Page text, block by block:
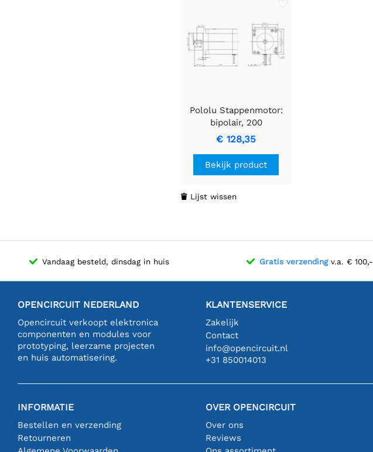
Pololu Stappenmotor:
bipolair, 200
stappen/omw, 57 x 76
mm, 3,2 V, 2,8 A/fase
€ 128,35
Bekijk product
 Lijst wissen
Vandaag besteld, dinsdag in huis Gratis verzendingv.a. € 100,-
OPENCIRCUIT NEDERLAND
Opencircuit verkoopt elektronica
componenten en modules voor
prototyping, leerzame projecten
en huis automatisering.
KLANTENSERVICE
Zakelijk
Contact
info@opencircuit.nl
+31 850014013
INFORMATIE
Bestellen en verzending
Retourneren
OVER OPENCIRCUIT
Over ons
Reviews